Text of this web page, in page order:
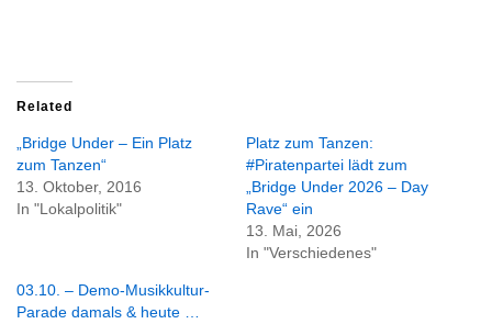
Related
„Bridge Under – Ein Platz
zum Tanzen“
13. Oktober, 2016
In "Lokalpolitik"
Platz zum Tanzen:
#Piratenpartei lädt zum
„Bridge Under 2026 – Day
Rave“ ein
13. Mai, 2026
In "Verschiedenes"
03.10. – Demo-Musikkultur-
Parade damals & heute …